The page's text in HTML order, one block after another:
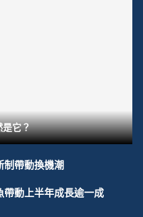
是它？
制帶動換機潮
帶動上半年成長逾一成